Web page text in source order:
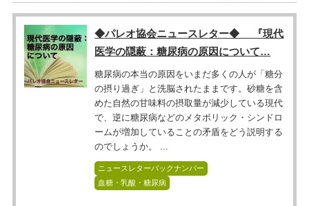
◆パレオ協会ニュースレター◆ 『現代
医学の隠蔽：糖尿病の原因について…
糖尿病の本当の原因をいまだ多くの人が「糖分
の摂り過ぎ」と洗脳されたままです。砂糖を含
めた自然の甘味料の摂取量が減少している現代
で、逆に糖尿病などのメタボリック・シンドロ
ームが増加していることの矛盾をどう説明する
のでしょうか。 ...
ニュースレターバックナンバー
血糖・乳酸・糖尿病